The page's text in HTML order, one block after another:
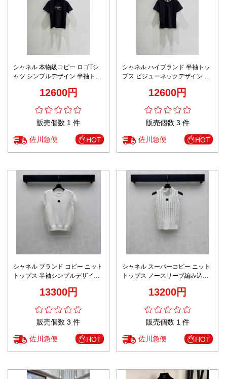
シャネル 本物級コピー ロゴTシ
ャツ シンプルデザイン 半袖トッ
12600円
販売個数 1 件
佐川急便 HOT
シャネル ハイブランド 半袖トッ
プス ビジューネックデザイン 上
12600円
販売個数 3 件
佐川急便 HOT
シャネル ブランド コピー ニット
トップス 半袖シンプルデザイン
13300円
販売個数 3 件
佐川急便 HOT
シャネル スーパーコピー ニット
トップス ノースリーブ編み込み
13200円
販売個数 1 件
佐川急便 HOT